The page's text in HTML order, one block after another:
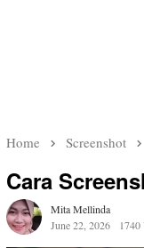
Home Screenshot
Cara
Mita Mellinda
June 22, 2026